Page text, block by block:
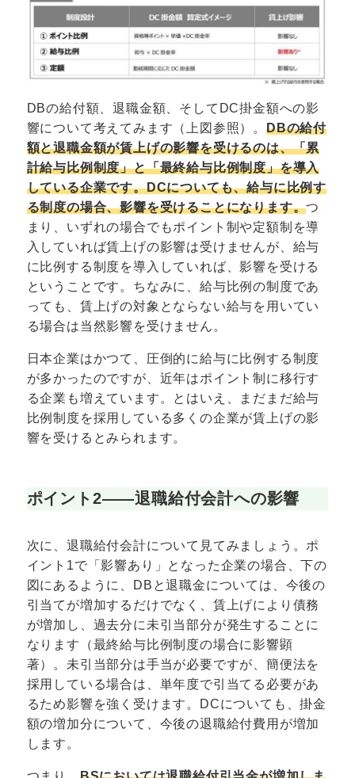
DBの給付額、退職金額、そしてDC掛金額への影
響について考えてみます（上図参照）。 DBの給付
額と退職金額が賃上げの影響を受けるのは、「累
計給与比例制度」と「最終給与比例制度」を導入
している企業です。DCについても、給与に比例す
る制度の場合、影響を受けることになります。つ
まり、いずれの場合でもポイント制や定額制を導
入していれば賃上げの影響は受けませんが、給与
に比例する制度を導入していれば、影響を受ける
ということです。ちなみに、給与比例の制度であ
っても、賃上げの対象とならない給与を用いてい
る場合は当然影響を受けません。
日本企業はかつて、圧倒的に給与に比例する制度
が多かったのですが、近年はポイント制に移行す
る企業も増えています。とはいえ、まだまだ給与
比例制度を採用している多くの企業が賃上げの影
響を受けるとみられます。
ポイント2――退職給付会計への影響
次に、退職給付会計について見てみましょう。ポ
イント1で「影響あり」となった企業の場合、下の
図にあるように、DBと退職金については、今後の
引当てが増加するだけでなく、賃上げにより債務
が増加し、過去分に未引当部分が発生することに
なります（最終給与比例制度の場合に影響顕
著）。未引当部分は手当が必要ですが、簡便法を
採用している場合は、単年度で引当てる必要があ
るため影響を強く受けます。DCについても、掛金
額の増加分について、今後の退職給付費用が増加
します。